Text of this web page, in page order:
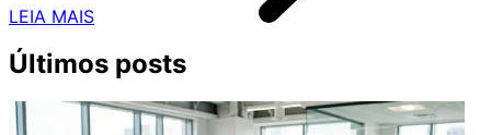
LEIA MAIS
Últimos posts